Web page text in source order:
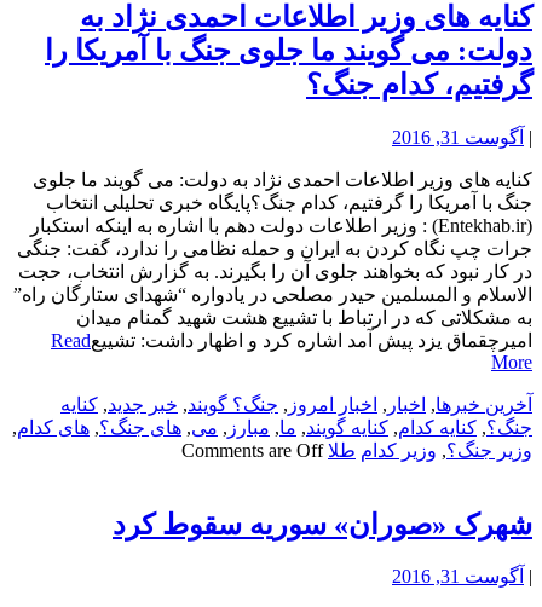
کنایه های وزیر اطلاعات احمدی نژاد به
دولت: می گویند ما جلوی جنگ با آمریکا را
گرفتیم، کدام جنگ؟
| آگوست 31, 2016
کنایه های وزیر اطلاعات احمدی نژاد به دولت: می گویند ما جلوی
جنگ با آمریکا را گرفتیم، کدام جنگ؟پایگاه خبری تحلیلی انتخاب
(Entekhab.ir) : وزیر اطلاعات دولت دهم با اشاره به اینکه استکبار
جرات چپ نگاه کردن به ایران و حمله نظامی را ندارد، گفت: جنگی
در کار نبود که بخواهند جلوی آن را بگیرند. به گزارش انتخاب، حجت
الاسلام و المسلمین حیدر مصلحی در یادواره “شهدای ستارگان راه”
به مشکلاتی که در ارتباط با تشییع هشت شهید گمنام میدان
امیرچقماق یزد پیش آمد اشاره کرد و اظهار داشت: تشییعRead
More
آخرین خبرها, اخبار , اخبار امروز , جنگ؟ گویند, خبر جدید, کنایه
جنگ؟, کنایه کدام, کنایه گویند, ما, مبارز , می, های جنگ؟, های کدام,
وزیر جنگ؟, وزیر کدام طلا Comments are Off
شهرک «صوران» سوریه سقوط کرد
| آگوست 31, 2016